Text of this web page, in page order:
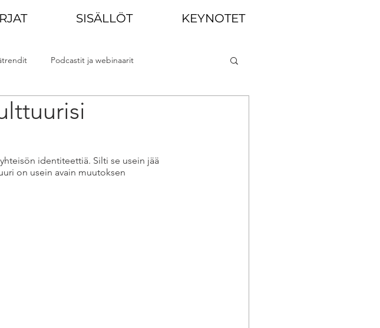
SISÄLLÖT KEYNOTET
Podcastit ja webinaarit
identiteettiä. Silti se usein jää
on usein avain muutoksen